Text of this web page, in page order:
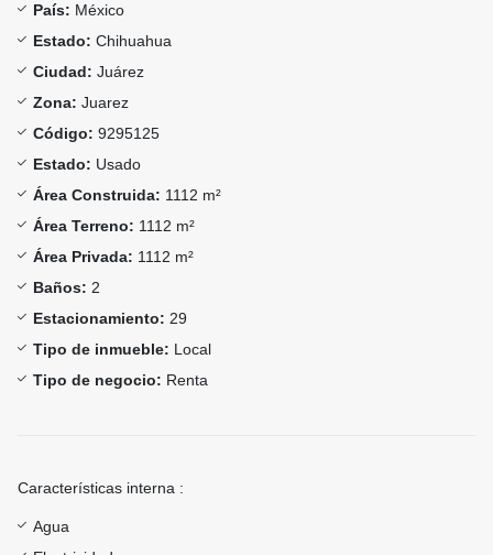
País: México
Estado: Chihuahua
Ciudad: Juárez
Zona: Juarez
Código: 9295125
Estado: Usado
Área Construida: 1112 m²
Área Terreno: 1112 m²
Área Privada: 1112 m²
Baños: 2
Estacionamiento: 29
Tipo de inmueble: Local
Tipo de negocio: Renta
Características interna :
Agua